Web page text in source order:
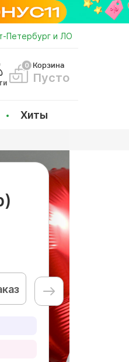
Петербург и ЛО
Корзина
Пусто
Хиты